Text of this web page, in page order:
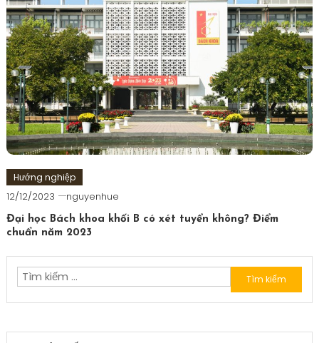
Hướng nghiệp
12/12/2023 nguyenhue
Đại học Bách khoa khối B có xét tuyển không? Điểm
chuẩn năm 2023
Tìm
kiếm